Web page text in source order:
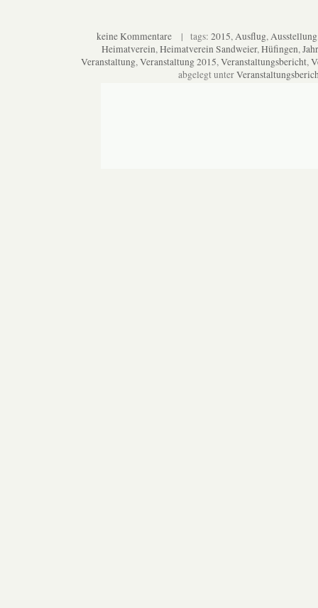
keine Kommentare| tags: 2015,Ausflug,Ausstellung
Heimatverein,Heimatverein Sandweier,Hüfingen,
Veranstaltung,Veranstaltung 2015,Veranstaltungsbericht,
abgelegt unter